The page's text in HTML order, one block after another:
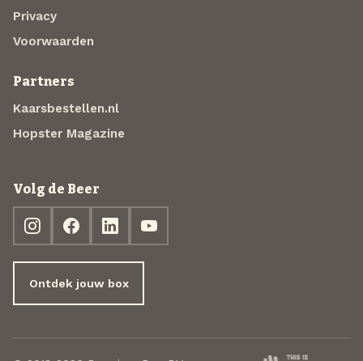
Privacy
Voorwaarden
Partners
Kaarsbestellen.nl
Hopster Magazine
Volg de Beer
Ontdek jouw box